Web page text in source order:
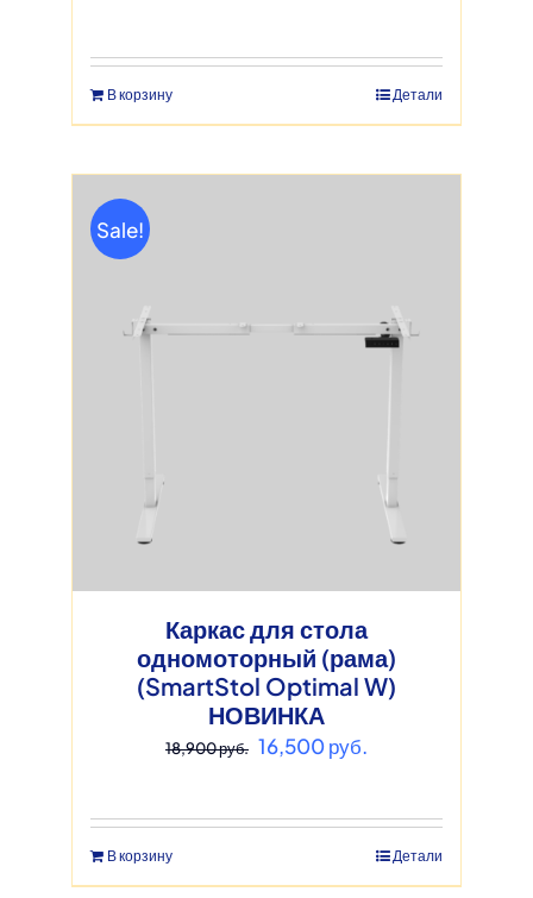
составляла15,990 руб..
В корзину Детали
Sale!
Каркас для стола
одномоторный (рама)
(SmartStol Optimal W)
НОВИНКА
18,900руб. Первоначальная
составляла
16,500руб.
16,500 руб..
В корзину Детали